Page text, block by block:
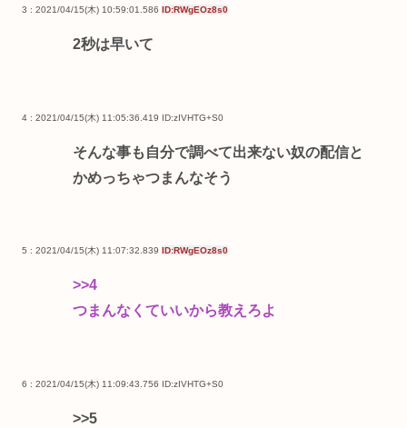
3 : 2021/04/15(木) 10:59:01.586 ID:RWgEOz8s0
2秒は早いて
4 : 2021/04/15(木) 11:05:36.419 ID:zIVHTG+S0
そんな事も自分で調べて出来ない奴の配信と
かめっちゃつまんなそう
5 : 2021/04/15(木) 11:07:32.839 ID:RWgEOz8s0
>>4
つまんなくていいから教えろよ
6 : 2021/04/15(木) 11:09:43.756 ID:zIVHTG+S0
>>5